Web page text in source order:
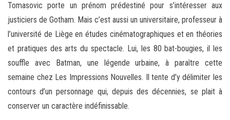
Tomasovic porte un prénom prédestiné pour s’intéresser aux
justiciers de Gotham. Mais c’est aussi un universitaire, professeur à
l’université de Liège en études cinématographiques et en théories
et pratiques des arts du spectacle. Lui, les 80 bat-bougies, il les
souffle avec Batman, une légende urbaine, à paraître cette
semaine chez Les Impressions Nouvelles. Il tente d’y délimiter les
contours d’un personnage qui, depuis des décennies, se plait à
conserver un caractère indéfinissable.